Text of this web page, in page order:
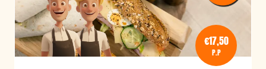
€17,50
P.P